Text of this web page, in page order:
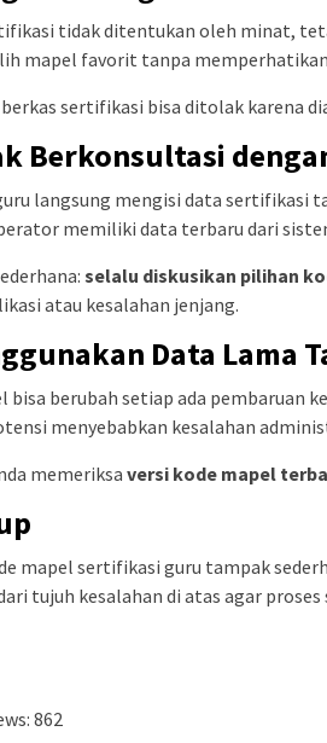
tidak ditentukan oleh minat,
mapel favorit tanpa
sertifikasi bisa ditolak karena
Berkonsultasi
langsung mengisi data sertifikasi
memiliki data terbaru dari
selalu diskusikan pilihan
atau kesalahan jenjang.
Data Lama
bisa berubah setiap ada pembaruan
menyebabkan kesalahan
memeriksa versi kode mapel
mapel sertifikasi guru tampak
tujuh kesalahan di atas agar
862